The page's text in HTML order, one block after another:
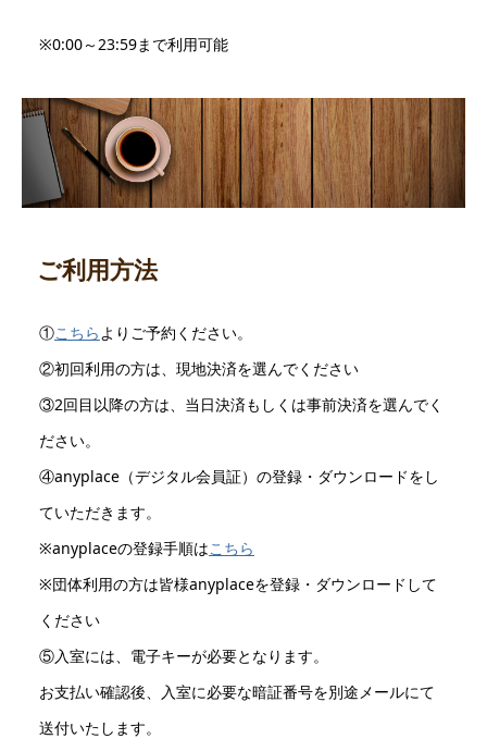
※0:00～23:59まで利用可能
ご利用方法
①こちら よりご予約ください。
②初回利用の方は、現地決済を選んでください
③2回目以降の方は、当日決済もしくは事前決済を選んでく
ださい。
④anyplace（デジタル会員証）の登録・ダウンロードをし
ていただきます。
※anyplaceの登録手順はこちら
※団体利用の方は皆様anyplaceを登録・ダウンロードして
ください
⑤入室には、電子キーが必要となります。
お支払い確認後、入室に必要な暗証番号を別途メールにて
送付いたします。